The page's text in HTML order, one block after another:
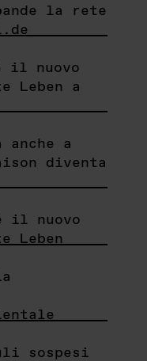
la rete
il nuovo
Leben a
anche a
diventa
il nuovo
Leben
sospesi